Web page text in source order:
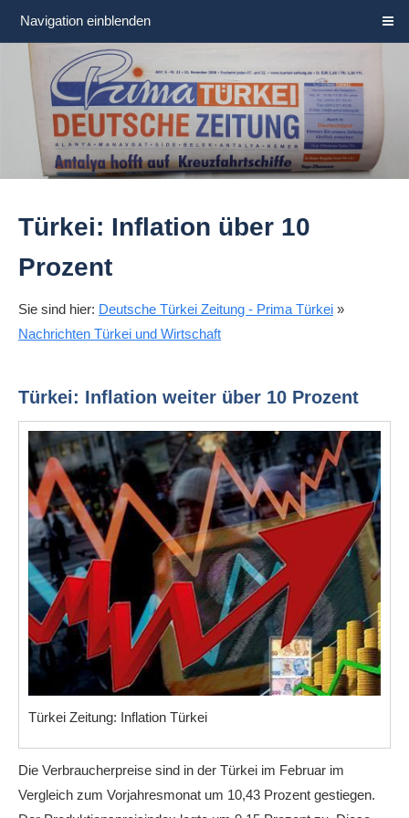
Navigation einblenden
Türkei: Inflation über 10
Prozent
Sie sind hier: Deutsche Türkei Zeitung - Prima Türkei »
Nachrichten Türkei und Wirtschaft
Türkei: Inflation weiter über 10 Prozent
Türkei Zeitung: Inflation Türkei
Die Verbraucherpreise sind in der Türkei im Februar im
Vergleich zum Vorjahresmonat um 10,43 Prozent gestiegen.